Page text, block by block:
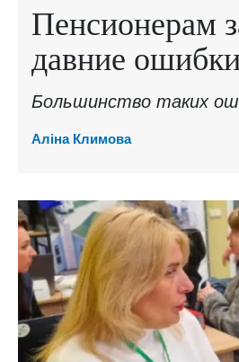
Пенсионерам
давние
Большинство таких
Аліна Климова